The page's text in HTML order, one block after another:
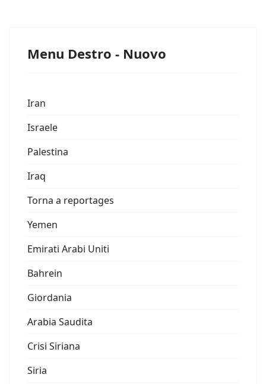
Menu Destro - Nuovo
Iran
Israele
Palestina
Iraq
Torna a reportages
Yemen
Emirati Arabi Uniti
Bahrein
Giordania
Arabia Saudita
Crisi Siriana
Siria